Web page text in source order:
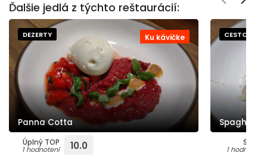
Ďalšie jedlá z týchto reštaurácií:
Ku kávičke
DEZERTY
Panna Cotta
Úplný TOP
1 hodnotení 10.0
CESTOVINY
Spaghetti
Super
1 hodnotení